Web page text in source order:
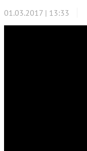
01.03.2017 | 13:33